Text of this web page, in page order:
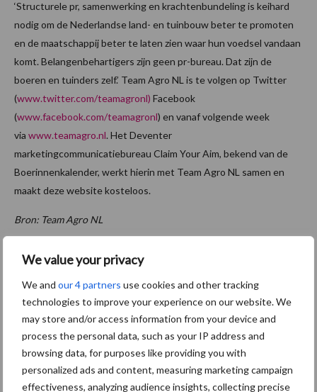
We value your privacy
We and our 4 partners use cookies and other tracking
technologies to improve your experience on our website. We
may store and/or access information from your device and
process the personal data, such as your IP address and
browsing data, for purposes like providing you with
personalized ads and content, measuring marketing campaign
effectiveness, analyzing audience insights, collecting precise
‘Structurele pr, samenwerking en krachtenbundeling is keihard
nodig om de Nederlandse land- en tuinbouw beter te promoten
en de maatschappij beter te laten zien waar hun voedsel vandaan
komt. Belangenbehartigers zijn geen pr-bureau. Dat zijn de
boeren en tuinders zelf.’ Team Agro NL is te volgen op Twitter
(www.twitter.com/teamagronl) Facebook
(www.facebook.com/teamagronl) en vanaf volgende week
via www.teamagro.nl. Het Deventer
marketingcommunicatiebureau Claim Your Aim, bekend van de
Boerinnenkalender, werkt hierin met Team Agro NL samen en
maakt deze website kosteloos.
Bron: Team Agro NL
Aanbevolen voor jou!
Britse varkenssector vreest
afzetcrisis in het najaar
Grondstoffenmarkt blijft